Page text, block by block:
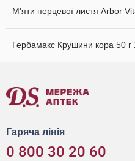
М'яти перцевої листя Arbor
Гербамакс Крушини кора 50 г
Гаряча лінія
0 800 30 20 60